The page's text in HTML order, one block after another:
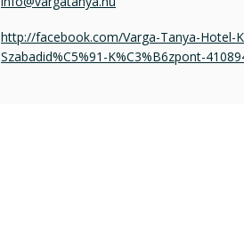
http://facebook.com/Varga-Tanya-Hotel-
Szabadid%C5%91-K%C3%B6zpont-